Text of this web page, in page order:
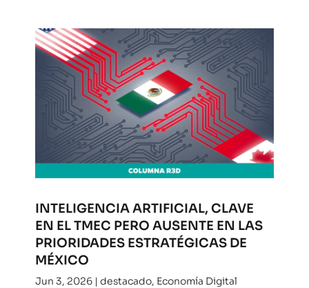
INTELIGENCIA ARTIFICIAL, CLAVE
EN EL TMEC PERO AUSENTE EN LAS
PRIORIDADES ESTRATÉGICAS DE
MÉXICO
Jun 3, 2026| destacado, Economía Digital